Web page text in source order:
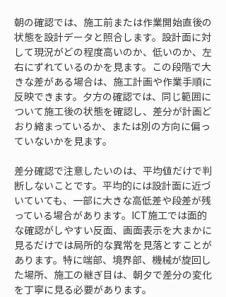
朝の確認では、施工前または作業開始直後の
状態を設計データと照合します。設計面に対
して現況がどの程度高いのか、低いのか、左
右にずれているのかを見ます。この段階で大
きな差がある場合は、施工計画や作業手順に
反映できます。夕方の確認では、同じ範囲に
ついて施工後の状態を確認し、差分が計画ど
おり縮まっているか、または別の方向に偏っ
ていないかを見ます。
差分確認で注意したいのは、平均値だけで判
断しないことです。平均的には設計面に近づ
いていても、一部に大きな高低差や段差が残
っている場合があります。ICT施工では面的
な確認がしやすい反面、画面表示を大まかに
見るだけでは局所的な異常を見落とすことが
あります。特に端部、境界部、機械が旋回し
た場所、施工の継ぎ目は、朝夕で差分の変化
を丁寧に見る必要があります。